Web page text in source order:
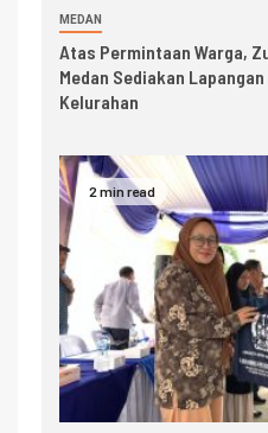
MEDAN
Atas Permintaan Warga,
Medan Sediakan
Kelurahan
2 min read